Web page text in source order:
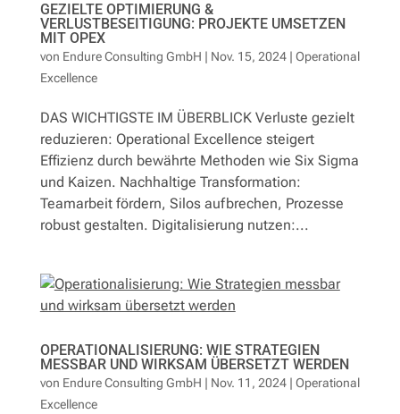
Home
Leistungen
Referenzen
Lösungen
Newsletter
GEZIELTE OPTIMIERUNG &
VERLUSTBESEITIGUNG: PROJEKTE UMSETZEN
MIT OPEX
von Endure Consulting GmbH | Nov. 15, 2024| Operational
Excellence
DAS WICHTIGSTE IM ÜBERBLICK Verluste gezielt
reduzieren: Operational Excellence steigert
Effizienz durch bewährte Methoden wie Six Sigma
und Kaizen. Nachhaltige Transformation:
Teamarbeit fördern, Silos aufbrechen, Prozesse
robust gestalten. Digitalisierung nutzen:...
OPERATIONALISIERUNG: WIE STRATEGIEN
MESSBAR UND WIRKSAM ÜBERSETZT WERDEN
von Endure Consulting GmbH | Nov. 11, 2024| Operational
Excellence